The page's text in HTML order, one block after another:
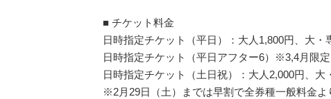
■ チケット料金
日時指定チケット（平日）：大人1,800円、大・
日時指定チケット（平日アフター6）※3,4月限
日時指定チケット（土日祝）：大人2,000円、大
※2月29日（土）までは早割で全券種一般料金よ